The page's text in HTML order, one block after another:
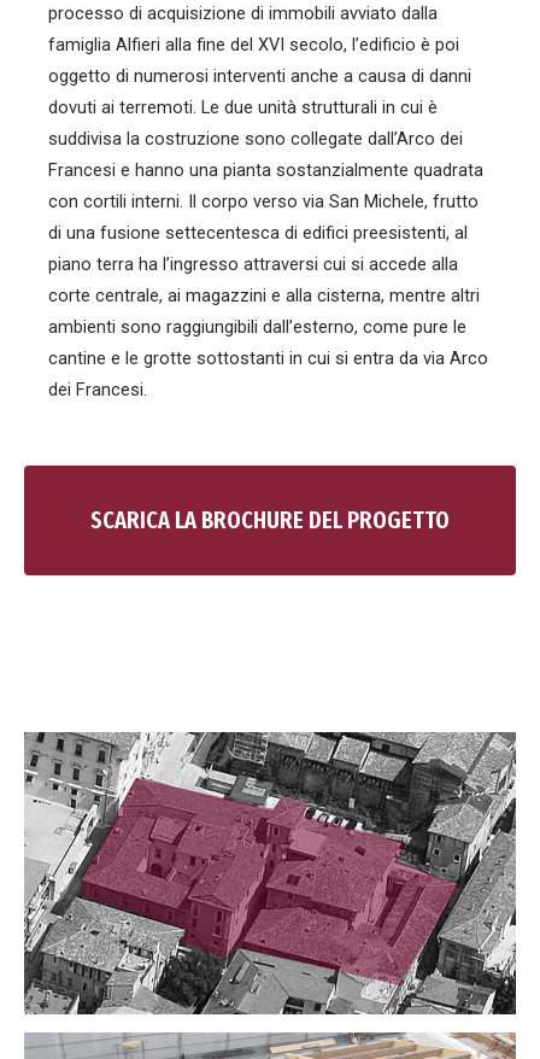
processo di acquisizione di immobili avviato dalla
famiglia Alfieri alla fine del XVI secolo, l’edificio è poi
oggetto di numerosi interventi anche a causa di danni
dovuti ai terremoti. Le due unità strutturali in cui è
suddivisa la costruzione sono collegate dall’Arco dei
Francesi e hanno una pianta sostanzialmente quadrata
con cortili interni. Il corpo verso via San Michele, frutto
di una fusione settecentesca di edifici preesistenti, al
piano terra ha l’ingresso attraversi cui si accede alla
corte centrale, ai magazzini e alla cisterna, mentre altri
ambienti sono raggiungibili dall’esterno, come pure le
cantine e le grotte sottostanti in cui si entra da via Arco
dei Francesi.
SCARICA LA BROCHURE DEL PROGETTO